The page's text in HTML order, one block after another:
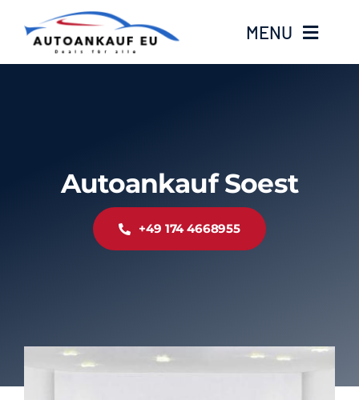
Inhalt
springen
MENU
KontaktAutoankauf Soest
+49 174 4668955